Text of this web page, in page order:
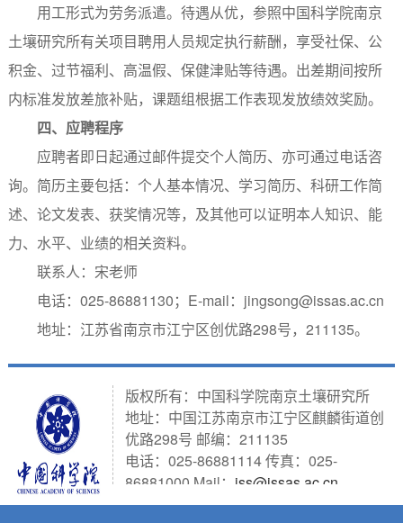
用工形式为劳务派遣。待遇从优，参照中国科学院南京
土壤研究所有关项目聘用人员规定执行薪酬，享受社保、公
积金、过节福利、高温假、保健津贴等待遇。出差期间按所
内标准发放差旅补贴，课题组根据工作表现发放绩效奖励。
四、应聘程序
应聘者即日起通过邮件提交个人简历、亦可通过电话咨
询。简历主要包括：个人基本情况、学习简历、科研工作简
述、论文发表、获奖情况等，及其他可以证明本人知识、能
力、水平、业绩的相关资料。
联系人：宋老师
电话：025-86881130；E-mail：jingsong@issas.ac.cn
地址：江苏省南京市江宁区创优路298号，211135。
版权所有：中国科学院南京土壤研究所
地址：中国江苏南京市江宁区麒麟街道创
优路298号 邮编：211135
电话：025-86881114 传真：025-
86881000 Mail： iss@issas.ac.cn